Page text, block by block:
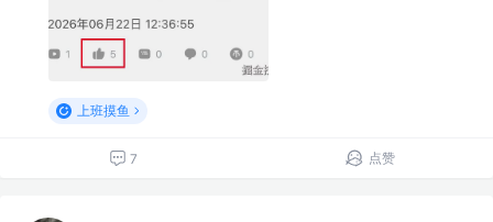
上班摸鱼
7 点赞